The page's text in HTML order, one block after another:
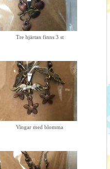
Tre hjärtan finns 3 st
Vingar med blomma